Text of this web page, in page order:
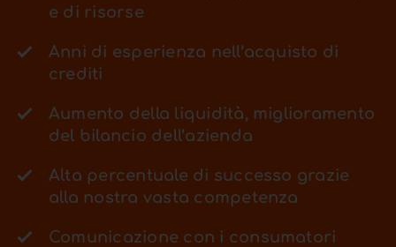
e di risorse
Anni di esperienza nell’acquisto di
crediti
Aumento della liquidità, miglioramento
del bilancio dell’azienda
Alta percentuale di successo grazie
alla nostra vasta competenza
Comunicazione con i consumatori